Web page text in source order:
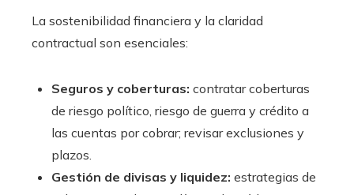
La sostenibilidad financiera y la claridad
contractual son esenciales:
Seguros y coberturas: contratar coberturas
de riesgo político, riesgo de guerra y crédito a
las cuentas por cobrar; revisar exclusiones y
plazos.
Gestión de divisas y liquidez: estrategias de